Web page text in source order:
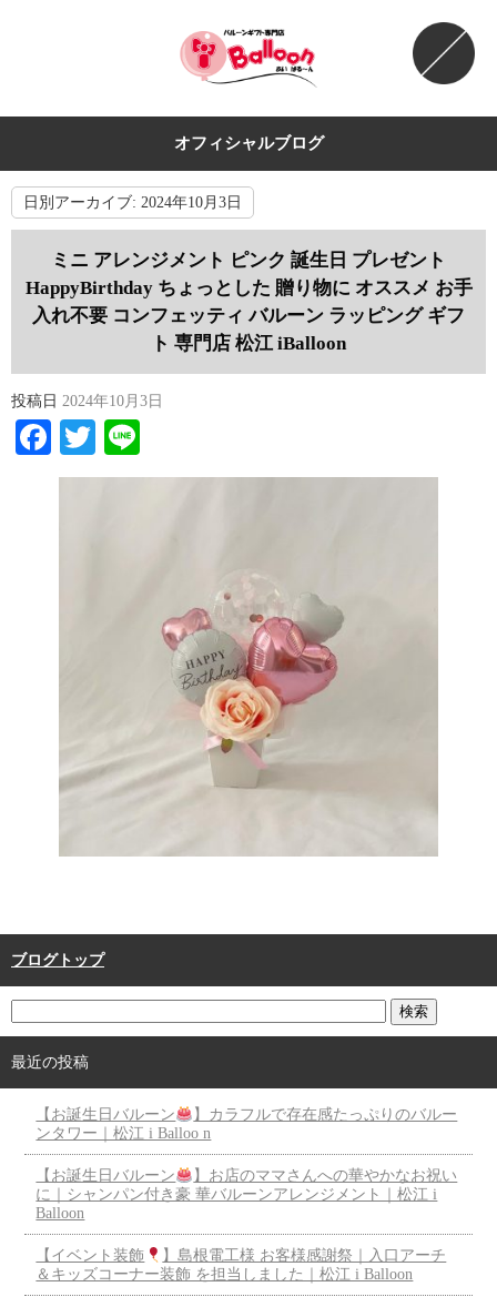
オフィシャルブログ
日別アーカイブ: 2024年10月3日
ミニ アレンジメント ピンク 誕生日 プレゼント
HappyBirthday ちょっとした 贈り物に オススメ お手
入れ不要 コンフェッティ バルーン ラッピング ギフ
ト 専門店 松江 iBalloon
投稿日 2024年10月3日
Facebook
Twitter
ブログトップ
最近の投稿
【お誕生日バルーン
】カラフルで存在感たっぷりのバルー
ンタワー｜松江 i Balloo n
【お誕生日バルーン
】お店のママさんへの華やかなお祝い
に｜シャンパン付き豪 華バルーンアレンジメント｜松江 i
Balloon
【イベント装飾
】島根電工様 お客様感謝祭｜入口アーチ
＆キッズコーナー装飾 を担当しました｜松江 i Balloon